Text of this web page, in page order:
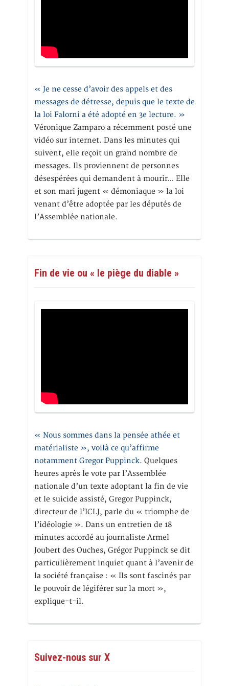
« Je ne cesse d’avoir des appels et des
messages de détresse, depuis que le texte de
la loi Falorni a été adopté en 3e lecture. »
Véronique Zamparo a récemment posté une
vidéo sur internet. Dans les minutes qui
suivent, elle reçoit un grand nombre de
messages. Ils proviennent de personnes
désespérées qui demandent à mourir… Elle
et son mari jugent « démoniaque » la loi
venant d’être adoptée par les députés de
l’Assemblée nationale.
Fin de vie ou « le piège du diable »
« Nous sommes dans la pensée athée et
matérialiste », voilà ce qu’affirme
notamment Gregor Puppinck. Quelques
heures après le vote par l’Assemblée
nationale d’un texte adoptant la fin de vie
et le suicide assisté, Gregor Puppinck,
directeur de l’ICLJ, parle du « triomphe de
l’idéologie ». Dans un entretien de 18
minutes accordé au journaliste Armel
Joubert des Ouches, Grégor Puppinck se dit
particulièrement inquiet quant à l’avenir de
la société française : « Ils sont fascinés par
le pouvoir de légiférer sur la mort »,
explique-t-il.
Suivez-nous sur X